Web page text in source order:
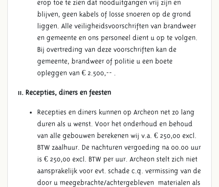
erop toe te zien dat nooduitgangen vrij zijn en
blijven, geen kabels of losse snoeren op de grond
liggen. Alle veiligheidsvoorschriften van brandweer
en gemeente en ons personeel dient u op te volgen.
Bij overtreding van deze voorschriften kan de
gemeente, brandweer of politie u een boete
opleggen van € 2.500,-- .
11. Recepties, diners en feesten
Recepties en diners kunnen op Archeon net zo lang
duren als u wenst. Voor het onderhoud en behoud
van alle gebouwen berekenen wij v.a. € 250,00 excl.
BTW zaalhuur. De nachturen vergoeding na 00.00 uur
is € 250,00 excl. BTW per uur. Archeon stelt zich niet
aansprakelijk voor evt. schade c.q. vermissing van de
door u meegebrachte/achtergebleven materialen als